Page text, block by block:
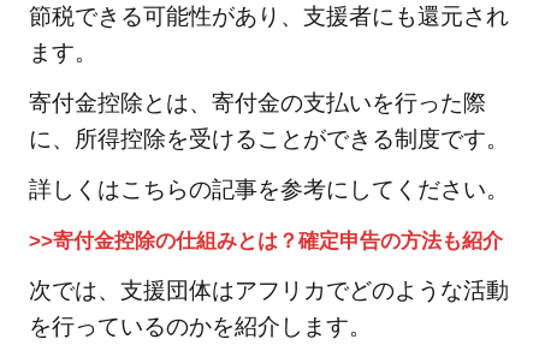
節税できる可能性があり、支援者にも還元され
ます。
寄付金控除とは、寄付金の支払いを行った際
に、所得控除を受けることができる制度です。
詳しくはこちらの記事を参考にしてください。
>>寄付金控除の仕組みとは？確定申告の方法も紹介
次では、支援団体はアフリカでどのような活動
を行っているのかを紹介します。